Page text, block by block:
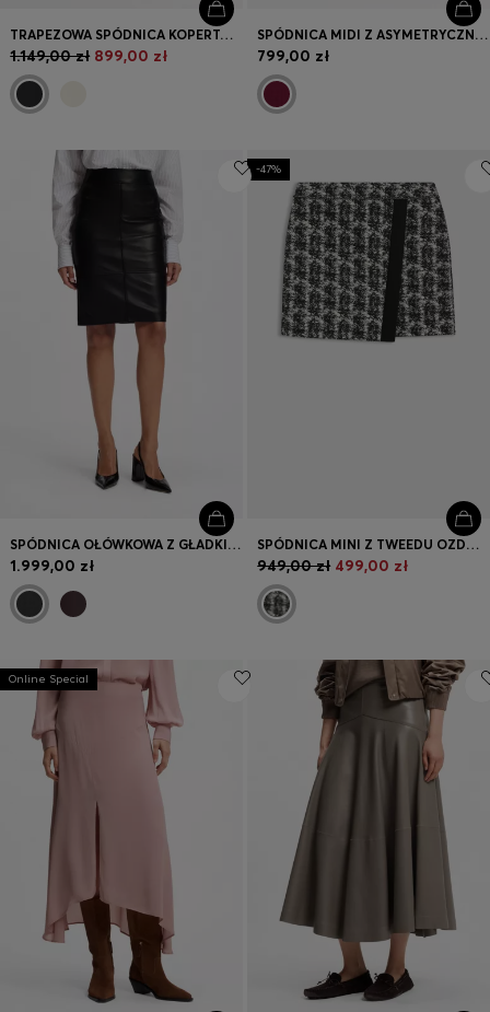
TRAPEZOWA SPÓDNICA KOPERTOWA Z ELASTYCZNEJ BAWEŁNY
1.149,00 zł 899,00 zł
SPÓDNICA MIDI Z ASYMETRYCZNYM DOŁEM
799,00 zł
SPÓDNICA OŁÓWKOWA Z GŁADKIEJ SKÓRY O WĄSKIM KROJU
1.999,00 zł
-47%
SPÓDNICA MINI Z TWEEDU OZDOBIONEGO PIÓRAMI
949,00 zł 499,00 zł
Online Special